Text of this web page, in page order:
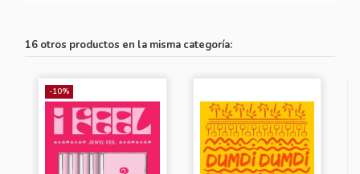
16 otros productos en la misma categoría:
-10%